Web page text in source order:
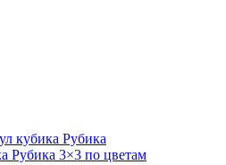
кубика Рубика
Рубика 3×3 по цветам